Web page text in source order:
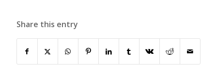
Share this entry